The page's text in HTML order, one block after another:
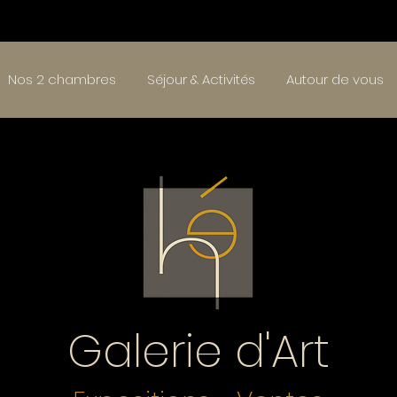
Nos 2 chambres Séjour & Activités Autour de vous
Galerie d'Art